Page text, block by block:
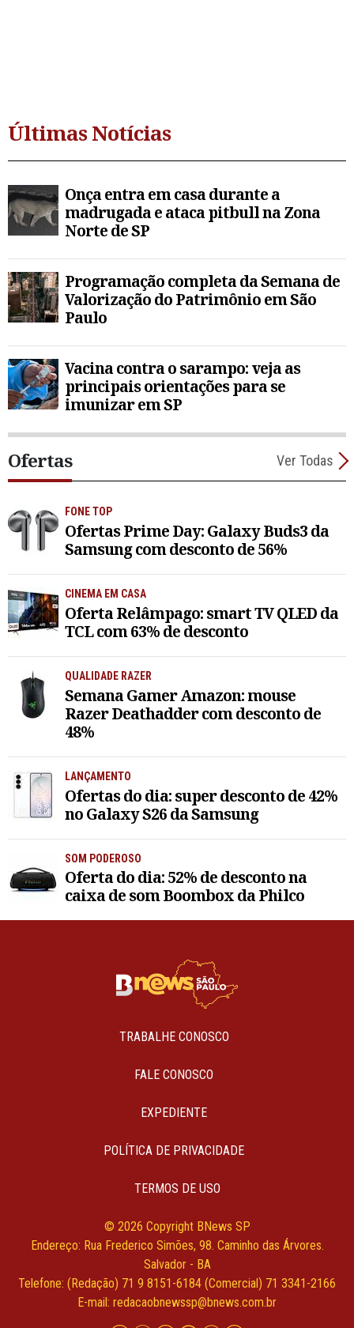
Últimas Notícias
Onça entra em casa durante a
madrugada e ataca pitbull na Zona
Norte de SP
Programação completa da Semana de
Valorização do Patrimônio em São
Paulo
Vacina contra o sarampo: veja as
principais orientações para se
imunizar em SP
Ofertas Ver Todas
FONE TOP
Ofertas Prime Day: Galaxy Buds3 da
Samsung com desconto de 56%
CINEMA EM CASA
Oferta Relâmpago: smart TV QLED da
TCL com 63% de desconto
QUALIDADE RAZER
Semana Gamer Amazon: mouse
Razer Deathadder com desconto de
48%
LANÇAMENTO
Ofertas do dia: super desconto de 42%
no Galaxy S26 da Samsung
SOM PODEROSO
Oferta do dia: 52% de desconto na
caixa de som Boombox da Philco
TRABALHE CONOSCO
FALE CONOSCO
EXPEDIENTE
POLÍTICA DE PRIVACIDADE
TERMOS DE USO
© 2026 Copyright BNews SP
Endereço: Rua Frederico Simões, 98. Caminho das Árvores.
Salvador - BA
Telefone: (Redação) 71 9 8151-6184 (Comercial) 71 3341-2166
E-mail: redacaobnewssp@bnews.com.br